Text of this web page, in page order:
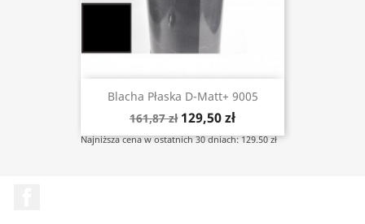
Blacha Płaska D-Matt+ 9005
161,87 zł 129,50 zł
Najniższa cena w ostatnich 30 dniach: 129.50 zł